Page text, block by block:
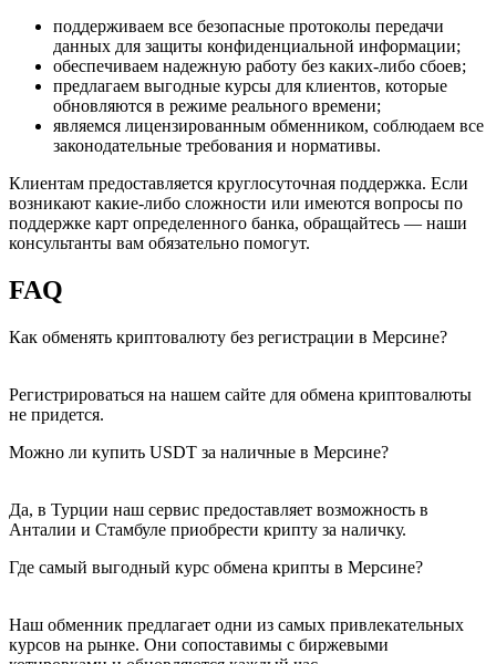
поддерживаем все безопасные протоколы передачи
данных для защиты конфиденциальной информации;
обеспечиваем надежную работу без каких-либо сбоев;
предлагаем выгодные курсы для клиентов, которые
обновляются в режиме реального времени;
являемся лицензированным обменником, соблюдаем все
законодательные требования и нормативы.
Клиентам предоставляется круглосуточная поддержка. Если
возникают какие-либо сложности или имеются вопросы по
поддержке карт определенного банка, обращайтесь — наши
консультанты вам обязательно помогут.
FAQ
Как обменять криптовалюту без регистрации в Мерсине?
Регистрироваться на нашем сайте для обмена криптовалюты
не придется.
Можно ли купить USDT за наличные в Мерсине?
Да, в Турции наш сервис предоставляет возможность в
Анталии и Стамбуле приобрести крипту за наличку.
Где самый выгодный курс обмена крипты в Мерсине?
Наш обменник предлагает одни из самых привлекательных
курсов на рынке. Они сопоставимы с биржевыми